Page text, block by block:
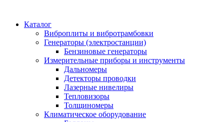
Каталог
Виброплиты и вибротрамбовки
Генераторы (электростанции)
Бензиновые генераторы
Измерительные приборы и инструменты
Дальномеры
Детекторы проводки
Лазерные нивелиры
Тепловизоры
Толщиномеры
Климатическое оборудование